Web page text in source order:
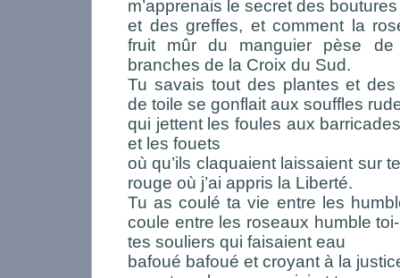
m’apprenais le secret des boutures
et des greffes, et comment la
fruit mûr du manguier pèse
branches de la Croix du Sud.
Tu savais tout des plantes et
de toile se gonflait aux souffles
qui jettent les foules aux
et les fouets
où qu’ils claquaient laissaient sur
rouge où j’ai appris la Liberté.
Tu as coulé ta vie entre les
coule entre les roseaux humble
tes souliers qui faisaient eau
bafoué bafoué et croyant à la